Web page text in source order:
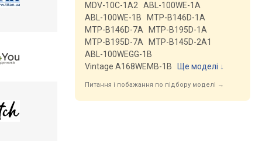
MDV-10C-1A2
ABL-100WE-1A
ABL-100WE-1B
MTP-B146D-1A
MTP-B146D-7A
MTP-B195D-1A
MTP-B195D-7A
MTP-B145D-2A1
ABL-100WEGG-1B
Vintage A168WEMB-1B
Ще моделі ↓
Питання і побажання по підбору моделі →